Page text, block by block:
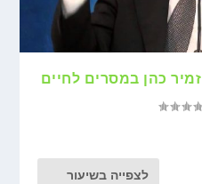
לצפייה בשיעור